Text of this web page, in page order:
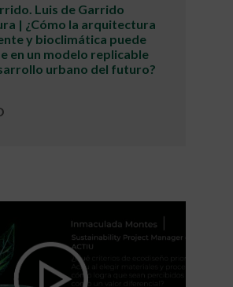
Luis de Garrido
| ¿Cómo la arquitectura
y bioclimática puede
en un modelo replicable
urbano del futuro?